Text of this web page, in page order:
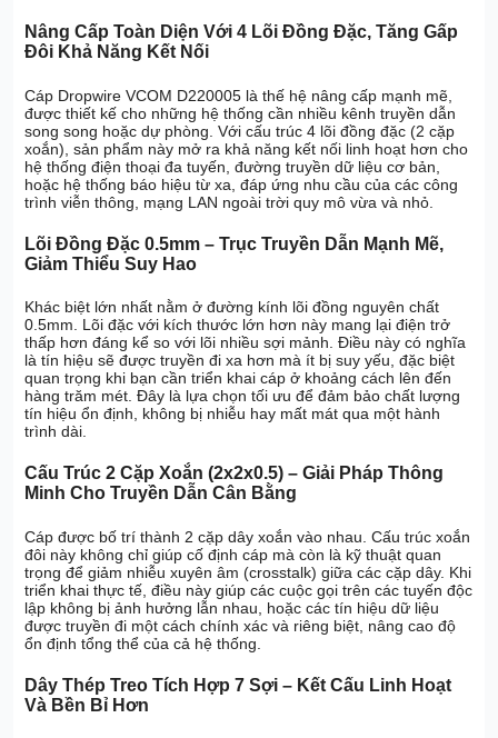
Nâng Cấp Toàn Diện Với 4 Lõi Đồng Đặc, Tăng Gấp
Đôi Khả Năng Kết Nối
Cáp Dropwire VCOM D220005 là thế hệ nâng cấp mạnh mẽ,
được thiết kế cho những hệ thống cần nhiều kênh truyền dẫn
song song hoặc dự phòng. Với cấu trúc 4 lõi đồng đặc (2 cặp
xoắn), sản phẩm này mở ra khả năng kết nối linh hoạt hơn cho
hệ thống điện thoại đa tuyến, đường truyền dữ liệu cơ bản,
hoặc hệ thống báo hiệu từ xa, đáp ứng nhu cầu của các công
trình viễn thông, mạng LAN ngoài trời quy mô vừa và nhỏ.
Lõi Đồng Đặc 0.5mm – Trục Truyền Dẫn Mạnh Mẽ,
Giảm Thiểu Suy Hao
Khác biệt lớn nhất nằm ở đường kính lõi đồng nguyên chất
0.5mm. Lõi đặc với kích thước lớn hơn này mang lại điện trở
thấp hơn đáng kể so với lõi nhiều sợi mảnh. Điều này có nghĩa
là tín hiệu sẽ được truyền đi xa hơn mà ít bị suy yếu, đặc biệt
quan trọng khi bạn cần triển khai cáp ở khoảng cách lên đến
hàng trăm mét. Đây là lựa chọn tối ưu để đảm bảo chất lượng
tín hiệu ổn định, không bị nhiễu hay mất mát qua một hành
trình dài.
Cấu Trúc 2 Cặp Xoắn (2x2x0.5) – Giải Pháp Thông
Minh Cho Truyền Dẫn Cân Bằng
Cáp được bố trí thành 2 cặp dây xoắn vào nhau. Cấu trúc xoắn
đôi này không chỉ giúp cố định cáp mà còn là kỹ thuật quan
trọng để giảm nhiễu xuyên âm (crosstalk) giữa các cặp dây. Khi
triển khai thực tế, điều này giúp các cuộc gọi trên các tuyến độc
lập không bị ảnh hưởng lẫn nhau, hoặc các tín hiệu dữ liệu
được truyền đi một cách chính xác và riêng biệt, nâng cao độ
ổn định tổng thể của cả hệ thống.
Dây Thép Treo Tích Hợp 7 Sợi – Kết Cấu Linh Hoạt
Và Bền Bỉ Hơn